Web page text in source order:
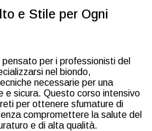
e Stile per Ogni
pensato per i professionisti del
nel biondo,
necessarie per una
e sicura. Questo corso intensivo
per ottenere sfumature di
compromettere la salute del
e di alta qualità.